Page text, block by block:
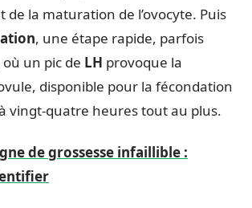
de la maturation de l’ovocyte. Puis
, une étape rapide, parfois
un pic de LH provoque la
disponible pour la fécondation
vingt-quatre heures tout au plus.
de grossesse infaillible :